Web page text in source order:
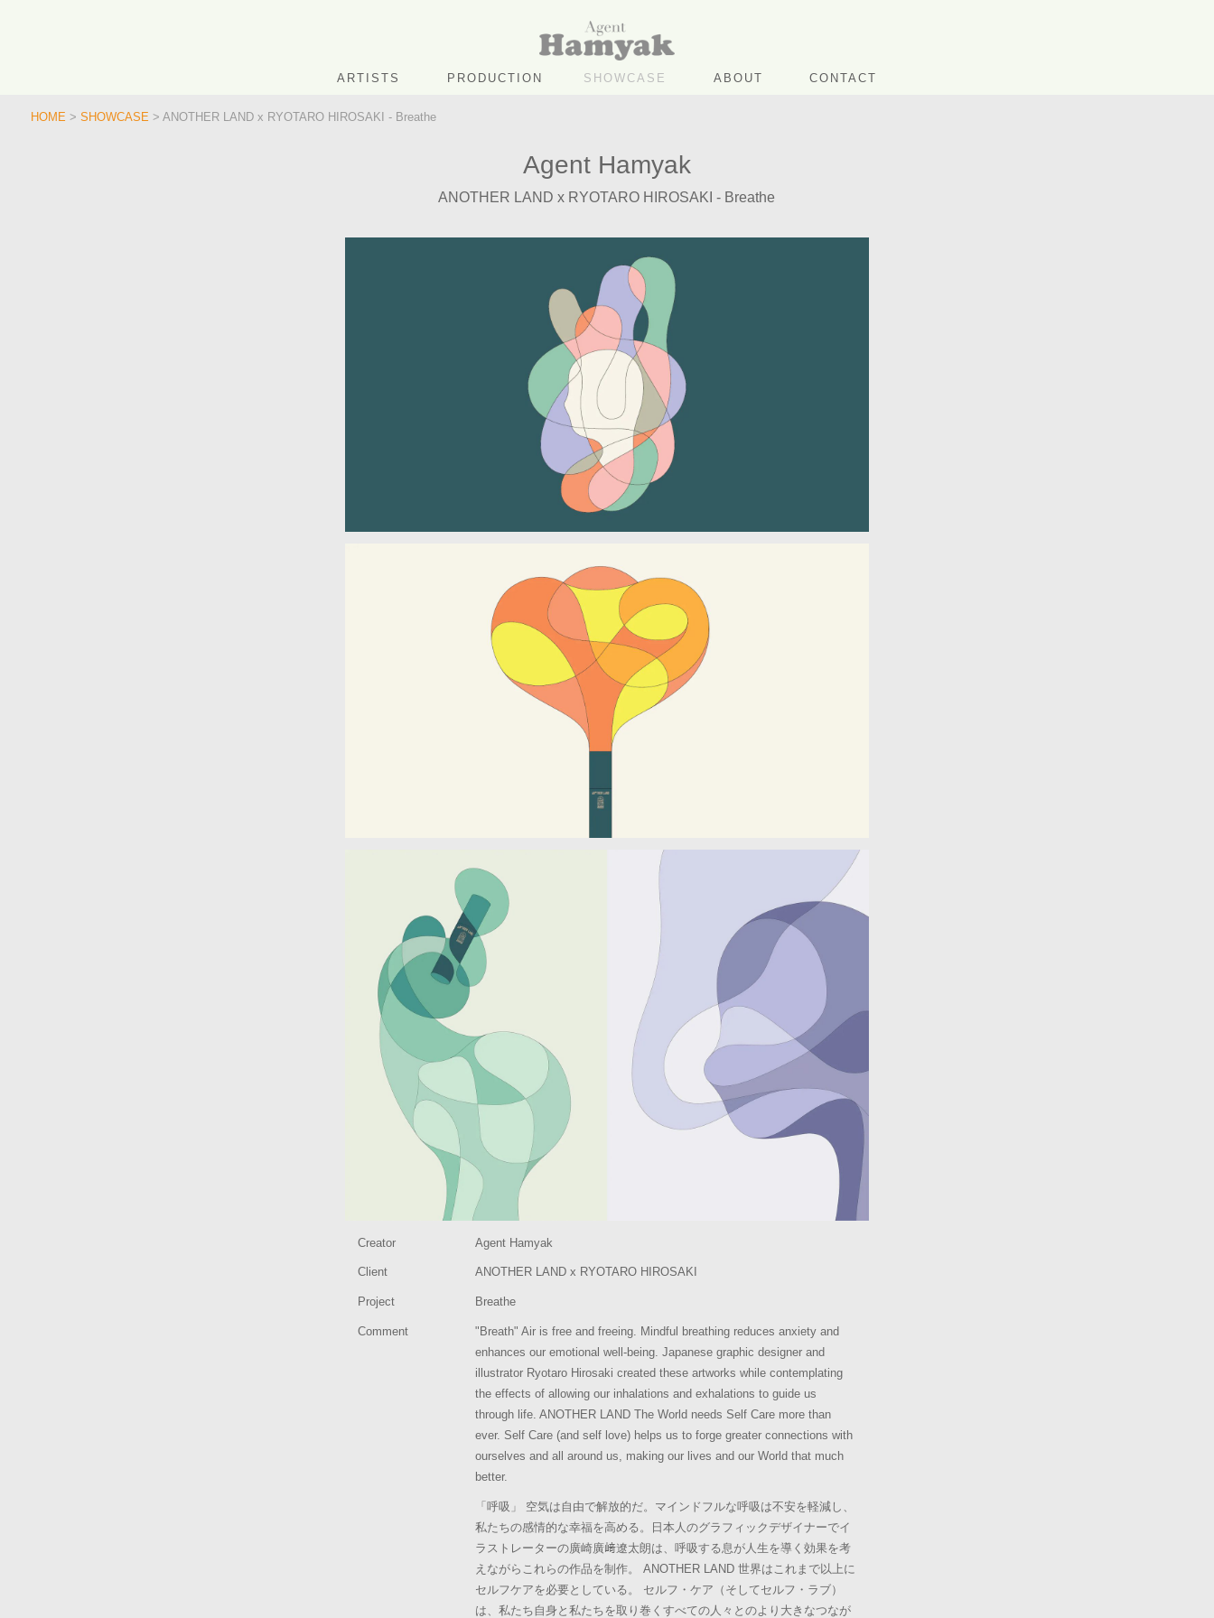
ARTISTS PRODUCTION SHOWCASE ABOUT CONTACT
HOME > SHOWCASE > ANOTHER LAND x RYOTARO HIROSAKI - Breathe
Agent Hamyak
ANOTHER LAND x RYOTARO HIROSAKI - Breathe
Creator Agent Hamyak
Client ANOTHER LAND x RYOTARO HIROSAKI
Project Breathe
Comment
"Breath" Air is free and freeing. Mindful breathing reduces anxiety and
enhances our emotional well-being. Japanese graphic designer and
illustrator Ryotaro Hirosaki created these artworks while contemplating
the effects of allowing our inhalations and exhalations to guide us
through life. ANOTHER LAND The World needs Self Care more than
ever. Self Care (and self love) helps us to forge greater connections with
ourselves and all around us, making our lives and our World that much
better.
「呼吸」 空気は自由で解放的だ。マインドフルな呼吸は不安を軽減し、
私たちの感情的な幸福を高める。日本人のグラフィックデザイナーでイ
ラストレーターの廣崎廣﨑遼太朗は、呼吸する息が人生を導く効果を考
えながらこれらの作品を制作。 ANOTHER LAND 世界はこれまで以上に
セルフケアを必要としている。 セルフ・ケア（そしてセルフ・ラブ）
は、私たち自身と私たちを取り巻くすべての人々とのより大きなつなが